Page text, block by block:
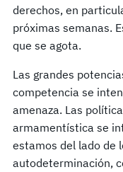
derechos, en
próximas semanas.
que se agota.
Las grandes
competencia se
amenaza. Las
armamentística se
estamos del lado de
autodeterminación,